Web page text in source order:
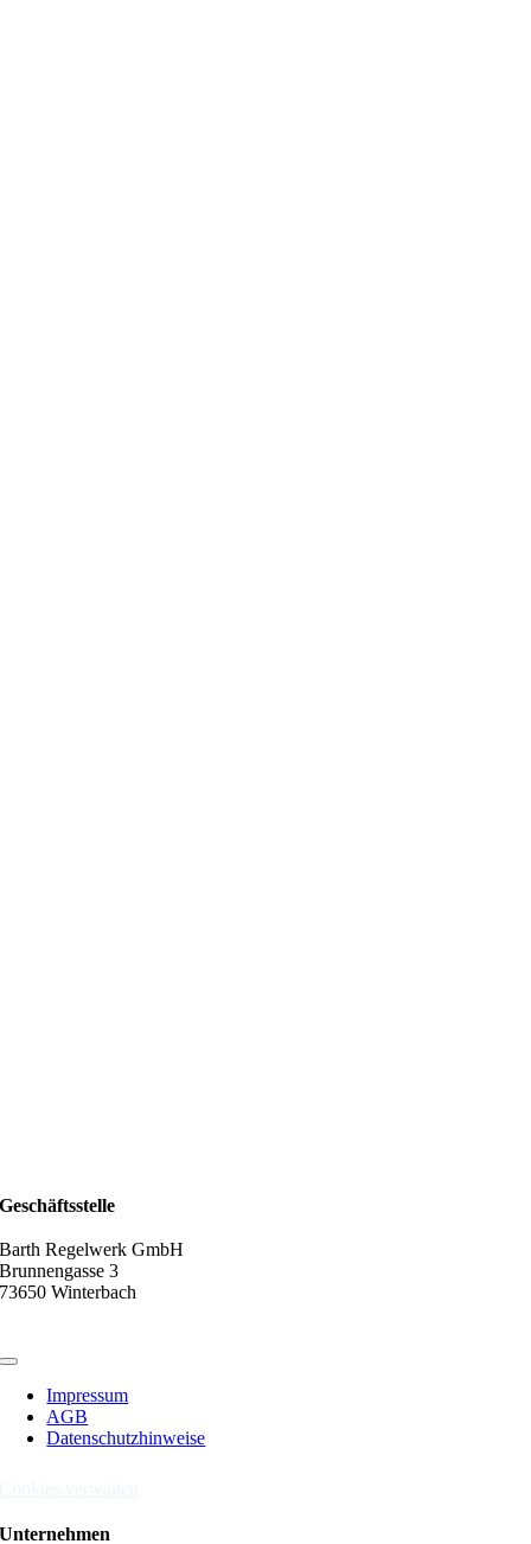
Geschäftsstelle
Barth Regelwerk GmbH
Brunnengasse 3
73650 Winterbach
Toggle
NavigationImpressum
AGB
Datenschutzhinweise
Unternehmen